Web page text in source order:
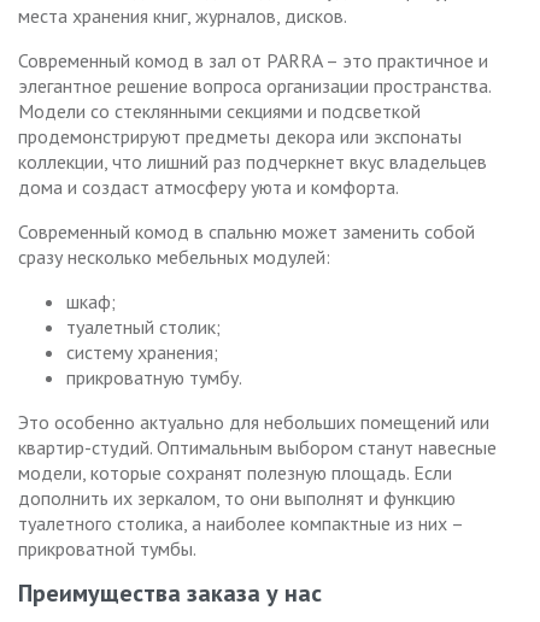
места хранения книг, журналов, дисков.
Современный комод в зал от PARRA – это практичное и
элегантное решение вопроса организации пространства.
Модели со стеклянными секциями и подсветкой
продемонстрируют предметы декора или экспонаты
коллекции, что лишний раз подчеркнет вкус владельцев
дома и создаст атмосферу уюта и комфорта.
Современный комод в спальню может заменить собой
сразу несколько мебельных модулей:
шкаф;
туалетный столик;
систему хранения;
прикроватную тумбу.
Это особенно актуально для небольших помещений или
квартир-студий. Оптимальным выбором станут навесные
модели, которые сохранят полезную площадь. Если
дополнить их зеркалом, то они выполнят и функцию
туалетного столика, а наиболее компактные из них –
прикроватной тумбы.
Преимущества заказа у нас